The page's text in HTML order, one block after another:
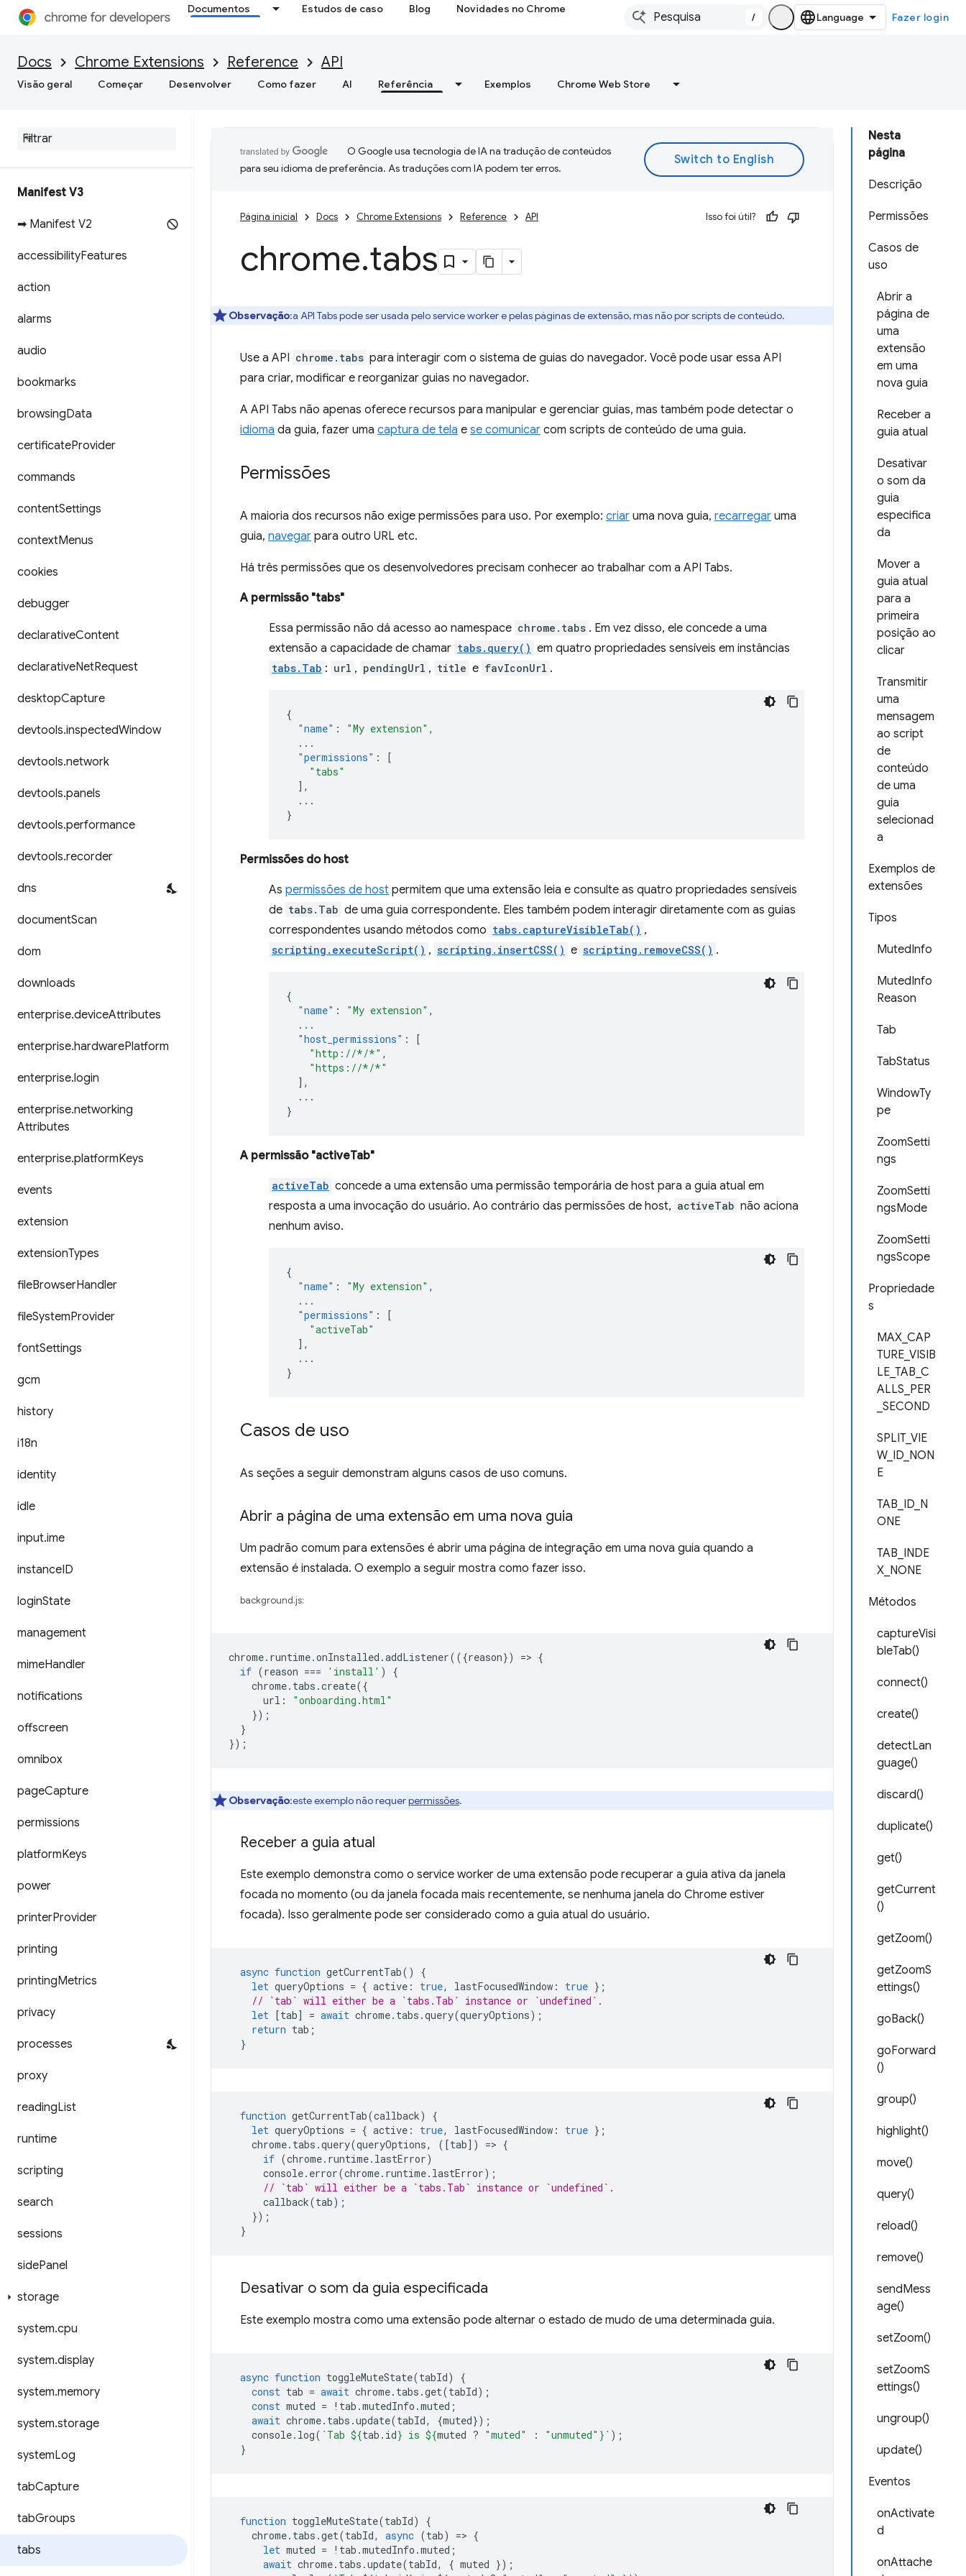
Documentos Estudos de caso Blog Novidades no Chrome
/ Fazer login
Docs Chrome Extensions Reference API
Visão geral Começar Desenvolver Como fazer AI Referência Exemplos Chrome Web Store
Manifest V3
➡ Manifest V2
accessibilityFeatures
action
alarms
audio
bookmarks
browsingData
certificateProvider
commands
contentSettings
contextMenus
cookies
debugger
declarativeContent
declarativeNetRequest
desktopCapture
devtools.inspectedWindow
devtools.network
devtools.panels
devtools.performance
devtools.recorder
dns
documentScan
dom
downloads
enterprise.deviceAttributes
enterprise.hardwarePlatform
enterprise.login
enterprise.networking
Attributes
enterprise.platformKeys
events
extension
extensionTypes
fileBrowserHandler
fileSystemProvider
fontSettings
gcm
history
i18n
identity
idle
input.ime
instanceID
loginState
management
mimeHandler
notifications
offscreen
omnibox
pageCapture
permissions
platformKeys
power
printerProvider
printing
printingMetrics
privacy
processes
proxy
readingList
runtime
scripting
search
sessions
sidePanel
storage
system.cpu
system.display
system.memory
system.storage
systemLog
tabCapture
tabGroups
tabs
Nesta
página
Descrição
Permissões
Casos de
uso
Abrir a
página de
uma
extensão
em uma
nova guia
Receber a
guia atual
Desativar
o som da
guia
especifica
da
Mover a
guia atual
para a
primeira
posição ao
clicar
Transmitir
uma
mensagem
ao script
de
conteúdo
de uma
guia
selecionad
a
Exemplos de
extensões
Tipos
MutedInfo
MutedInfo
Reason
Tab
TabStatus
WindowTy
pe
ZoomSetti
ngs
ZoomSetti
ngsMode
ZoomSetti
ngsScope
Propriedade
s
MAX_CAP
TURE_VISIB
LE_TAB_C
ALLS_PER
_SECOND
SPLIT_VIE
W_ID_NON
E
TAB_ID_N
ONE
TAB_INDE
X_NONE
Métodos
captureVisi
bleTab()
connect()
create()
detectLan
guage()
discard()
duplicate()
get()
getCurrent
()
getZoom()
getZoomS
ettings()
goBack()
goForward
()
group()
highlight()
move()
query()
reload()
remove()
sendMess
age()
setZoom()
setZoomS
ettings()
ungroup()
update()
Eventos
onActivate
d
onAttache
O Google usa tecnologia de IA na tradução de conteúdos
para seu idioma de preferência. As traduções com IA podem ter erros.
Página inicial Docs Chrome Extensions Reference API Isso foi útil?
chrome.tabs
Observação:a API Tabs pode ser usada pelo service worker e pelas páginas de extensão, mas não por scripts de conteúdo.
Use a API chrome.tabs para interagir com o sistema de guias do navegador. Você pode usar essa API
para criar, modificar e reorganizar guias no navegador.
A API Tabs não apenas oferece recursos para manipular e gerenciar guias, mas também pode detectar o
idioma da guia, fazer uma captura de tela e se comunicar com scripts de conteúdo de uma guia.
Permissões
A maioria dos recursos não exige permissões para uso. Por exemplo: criar uma nova guia, recarregar uma
guia, navegar para outro URL etc.
Há três permissões que os desenvolvedores precisam conhecer ao trabalhar com a API Tabs.
A permissão "tabs"
Essa permissão não dá acesso ao namespace chrome.tabs . Em vez disso, ele concede a uma
extensão a capacidade de chamar tabs.query() em quatro propriedades sensíveis em instâncias
tabs.Tab : url , pendingUrl , title e favIconUrl .
{
"name" : "My extension" ,
...
"permissions" :
[
"tabs"
],
...
}
Permissões do host
As permissões de host permitem que uma extensão leia e consulte as quatro propriedades sensíveis
de tabs.Tab de uma guia correspondente. Eles também podem interagir diretamente com as guias
correspondentes usando métodos como tabs.captureVisibleTab() ,
scripting.executeScript() , scripting.insertCSS() e scripting.removeCSS() .
{
"name" : "My extension" ,
...
"host_permissions" :
[
"http://*/*" ,
"https://*/*"
],
...
}
A permissão "activeTab"
activeTab concede a uma extensão uma permissão temporária de host para a guia atual em
resposta a uma invocação do usuário. Ao contrário das permissões de host, activeTab não aciona
nenhum aviso.
{
"name" : "My extension" ,
...
"permissions" :
[
"activeTab"
],
...
}
Casos de uso
As seções a seguir demonstram alguns casos de uso comuns.
Abrir a página de uma extensão em uma nova guia
Um padrão comum para extensões é abrir uma página de integração em uma nova guia quando a
extensão é instalada. O exemplo a seguir mostra como fazer isso.
background.js:
chrome. runtime.onInstalled .addListener(({reason}) => {
if (reason === 'install' )
{
chrome. tabs .create({
url :
"onboarding.html"
});
}
});
Observação:este exemplo não requerpermissões.
Receber a guia atual
Este exemplo demonstra como o service worker de uma extensão pode recuperar a guia ativa da janela
focada no momento (ou da janela focada mais recentemente, se nenhuma janela do Chrome estiver
focada). Isso geralmente pode ser considerado como a guia atual do usuário.
async function getCurrentTab()
{
let queryOptions = { active : true, lastFocusedWindow : true };
// `tab` will either be a `tabs.Tab` instance or `undefined`.
let [tab] = await chrome. tabs .query(queryOptions);
return tab ;
}
function getCurrentTab(callback)
{
let queryOptions = { active : true, lastFocusedWindow : true };
chrome. tabs .query(queryOptions, ([tab]) => {
if (chrome. runtime. lastError)
console. error(chrome. runtime. lastError);
// `tab` will either be a `tabs.Tab` instance or `undefined`.
callback(tab);
});
}
Desativar o som da guia especificada
Este exemplo mostra como uma extensão pode alternar o estado de mudo de uma determinada guia.
async function toggleMuteState(tabId)
{
const tab = await chrome. tabs .get(tabId);
const muted = ! tab .mutedInfo .muted ;
await chrome. tabs .update(tabId, {muted});
console. log( `Tab ${tab . id} is ${muted ? "muted" : "unmuted" } ` );
}
function toggleMuteState(tabId)
{
chrome. tabs .get(tabId, async (tab) => {
let muted = ! tab .mutedInfo .muted ;
await chrome. tabs .update(tabId, { muted });